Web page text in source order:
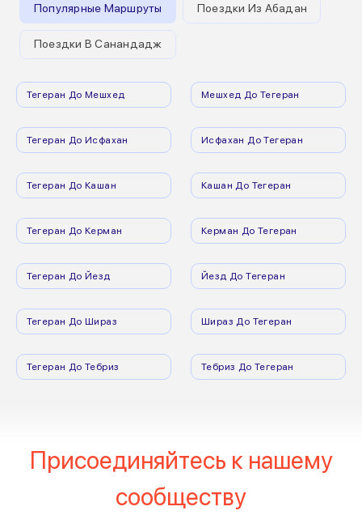
Популярные Маршруты Поездки Из Абадан
Поездки В Санандадж
Тегеран До Мешхед Мешхед До Тегеран
Тегеран До Исфахан Исфахан До Тегеран
Тегеран До Кашан Кашан До Тегеран
Тегеран До Керман Керман До Тегеран
Тегеран До Йезд Йезд До Тегеран
Тегеран До Шираз Шираз До Тегеран
Тегеран До Тебриз Тебриз До Тегеран
Присоединяйтесь к нашему
сообществу